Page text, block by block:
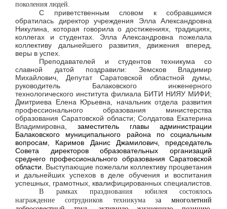
поколения людей.
С приветственным словом к собравшимся
обратилась директор учреждения Элла Александровна
Никулина, которая говорила о достижениях, традициях,
коллегах и студентах. Элла Александровна пожелала
коллективу дальнейшего развития, движения вперед,
веры в успех.
Преподавателей и студентов техникума со
славной датой поздравили: Земсков Владимир
Михайлович, Депутат Саратовской областной думы,
руководитель Балаковского инженерного
технологического института филиала БИТИ НИЯУ МИФИ;
Дмитриева Елена Юрьевна, начальник отдела развития
профессионального образования министерства
образования Саратовской области; Солдатова Екатерина
Владимировна, заместитель главы администрации
Балаковского муниципального района по социальным
вопросам, Каримов Данис Джамилович, председатель
Совета директоров образовательных организаций
среднего профессионального образования Саратовской
области. Выступающие пожелали коллективу процветания
и дальнейших успехов в деле обучения и воспитания
успешных, грамотных, квалифицированных специалистов.
В рамках празднования юбилея состоялось
награждение сотрудников техникума за многолетний